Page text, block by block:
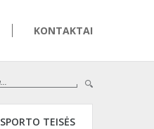
KONTAKTAI
TEISĖS